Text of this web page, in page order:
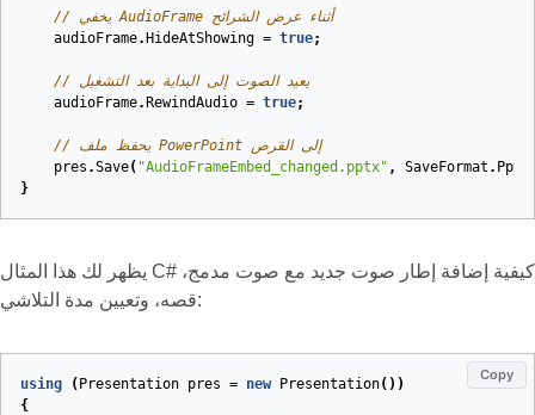
// يخفي AudioFrame أثناء عرض الشرائح
audioFrame.HideAtShowing = true;
// يعيد الصوت إلى البداية بعد التشغيل
audioFrame.RewindAudio = true;
// يحفظ ملف PowerPoint إلى القرص
pres .Save( "AudioFrameEmbed_changed.pptx" , SaveFormat . Pptx
}
يظهر لك هذا المثال C# كيفية إضافة إطار صوت جديد مع صوت مدمج،
قصه، وتعيين مدة التلاشي:
Copy
using (Presentation pres = new Presentation())
{